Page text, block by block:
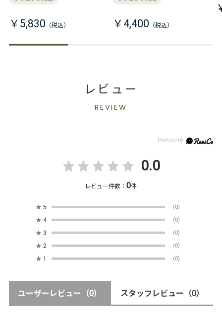
￥5,830 ￥4,400
レビュー
REVIEW
0.0
レビュー件数：0件
★ 5 (0)
★ 4 (0)
★ 3 (0)
★ 2 (0)
★ 1 (0)
ユーザーレビュー （0） スタッフレビュー （0）